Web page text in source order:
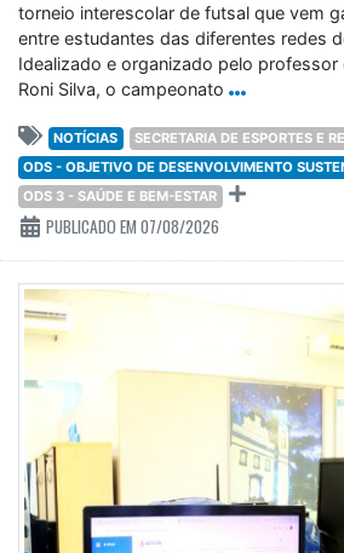
torneio interescolar de futsal que vem
entre estudantes das diferentes redes
Idealizado e organizado pelo professor
Roni Silva, o campeonato
NOTÍCIAS
SECRETARIA DE ESPORTES E
ODS - OBJETIVO DE DESENVOLVIMENTO
ODS 3 - SAÚDE E BEM-ESTAR
PUBLICADO EM 07/08/2026